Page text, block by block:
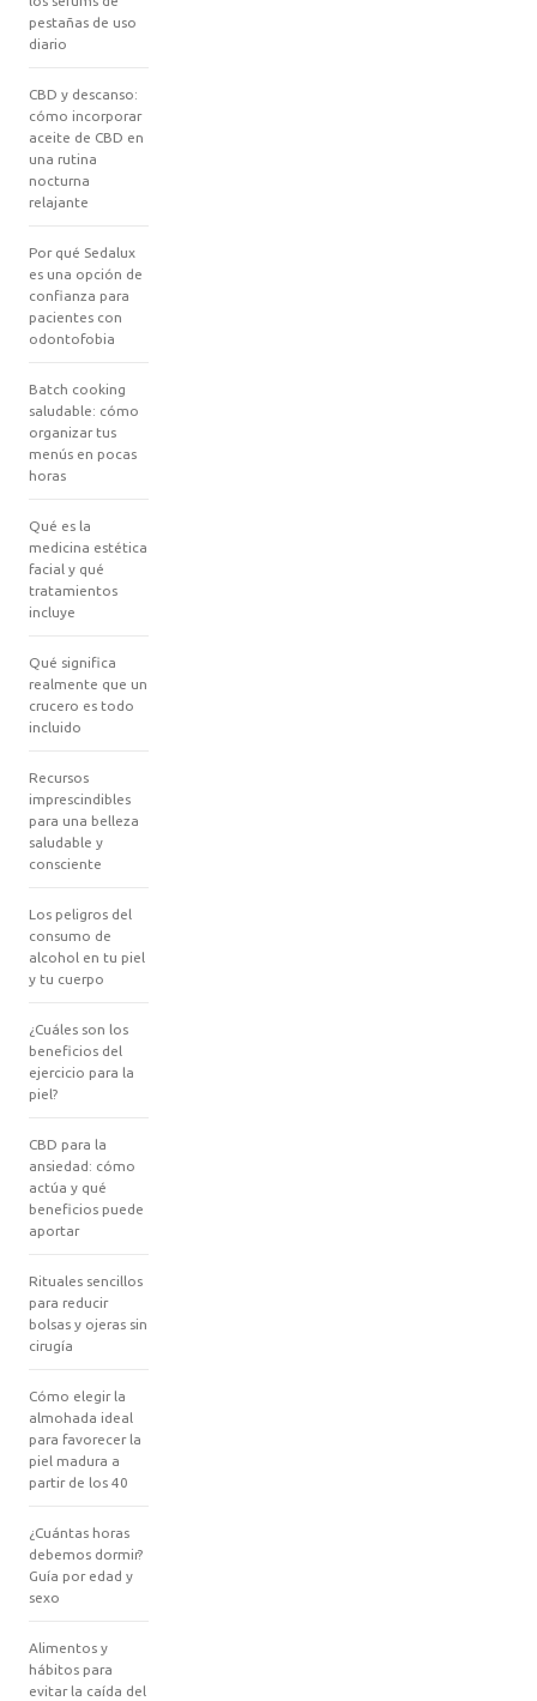
pestañas de uso
diario
CBD y descanso:
cómo incorporar
aceite de CBD en
una rutina
nocturna
relajante
Por qué Sedalux
es una opción de
confianza para
pacientes con
odontofobia
Batch cooking
saludable: cómo
organizar tus
menús en pocas
horas
Qué es la
medicina estética
facial y qué
tratamientos
incluye
Qué significa
realmente que un
crucero es todo
incluido
Recursos
imprescindibles
para una belleza
saludable y
consciente
Los peligros del
consumo de
alcohol en tu piel
y tu cuerpo
¿Cuáles son los
beneficios del
ejercicio para la
piel?
CBD para la
ansiedad: cómo
actúa y qué
beneficios puede
aportar
Rituales sencillos
para reducir
bolsas y ojeras sin
cirugía
Cómo elegir la
almohada ideal
para favorecer la
piel madura a
partir de los 40
¿Cuántas horas
debemos dormir?
Guía por edad y
sexo
Alimentos y
hábitos para
evitar la caída del